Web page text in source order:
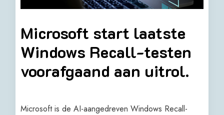
Microsoft start laatste
Windows Recall-testen
voorafgaand aan uitrol.
Microsoft is de AI-aangedreven Windows Recall-